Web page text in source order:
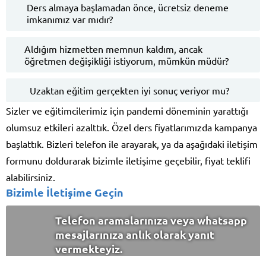
Ders almaya başlamadan önce, ücretsiz deneme
imkanımız var mıdır?
Aldığım hizmetten memnun kaldım, ancak
öğretmen değişikliği istiyorum, mümkün müdür?
Uzaktan eğitim gerçekten iyi sonuç veriyor mu?
Sizler ve eğitimcilerimiz için pandemi döneminin yarattığı
olumsuz etkileri azalttık. Özel ders fiyatlarımızda kampanya
başlattık. Bizleri telefon ile arayarak, ya da aşağıdaki iletişim
formunu doldurarak bizimle iletişime geçebilir, fiyat teklifi
alabilirsiniz.
Bizimle İletişime Geçin
Telefon aramalarınıza veya whatsapp
mesajlarınıza anlık olarak yanıt
vermekteyiz.